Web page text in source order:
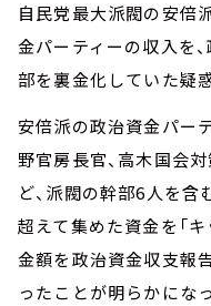
自民党最大派閥の安倍
金パーティーの収入を
部を裏金化していた疑
安倍派の政治資金パー
野官房長官、高木国会
ど、派閥の幹部6人を含
超えて集めた資金を「
金額を政治資金収支報
ったことが明らかにな